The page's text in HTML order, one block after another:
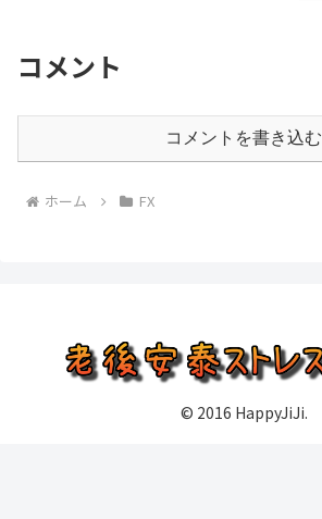
コメント
コメントを書き込む
ホーム FX
© 2016 HappyJiJi.